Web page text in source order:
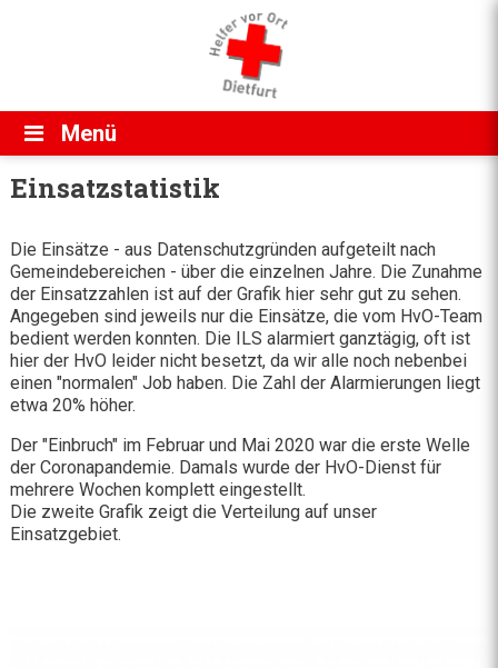
Menü
Einsatzstatistik
Die Einsätze - aus Datenschutzgründen aufgeteilt nach
Gemeindebereichen - über die einzelnen Jahre. Die Zunahme
der Einsatzzahlen ist auf der Grafik hier sehr gut zu sehen.
Angegeben sind jeweils nur die Einsätze, die vom HvO-Team
bedient werden konnten. Die ILS alarmiert ganztägig, oft ist
hier der HvO leider nicht besetzt, da wir alle noch nebenbei
einen "normalen" Job haben. Die Zahl der Alarmierungen liegt
etwa 20% höher.
Der "Einbruch" im Februar und Mai 2020 war die erste Welle
der Coronapandemie. Damals wurde der HvO-Dienst für
mehrere Wochen komplett eingestellt.
Die zweite Grafik zeigt die Verteilung auf unser
Einsatzgebiet.